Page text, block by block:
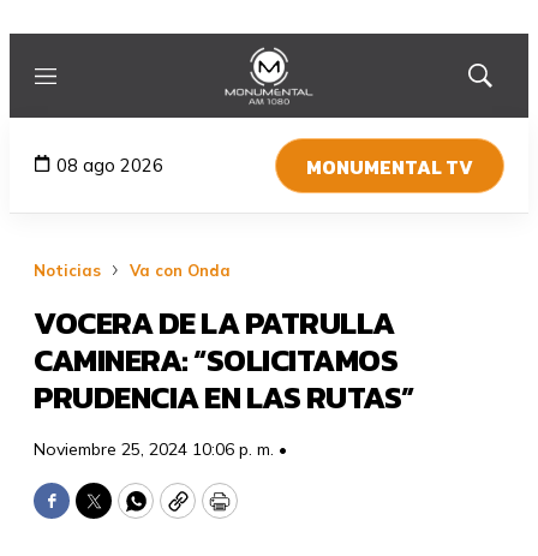
Menú
Mostrar
08 ago 2026 MONUMENTAL TV
Noticias Va con Onda
VOCERA DE LA PATRULLA
CAMINERA: “SOLICITAMOS
PRUDENCIA EN LAS RUTAS”
Noviembre 25, 2024 10:06 p. m. •
Facebook
TwitterWhatsApp
CopyPrint